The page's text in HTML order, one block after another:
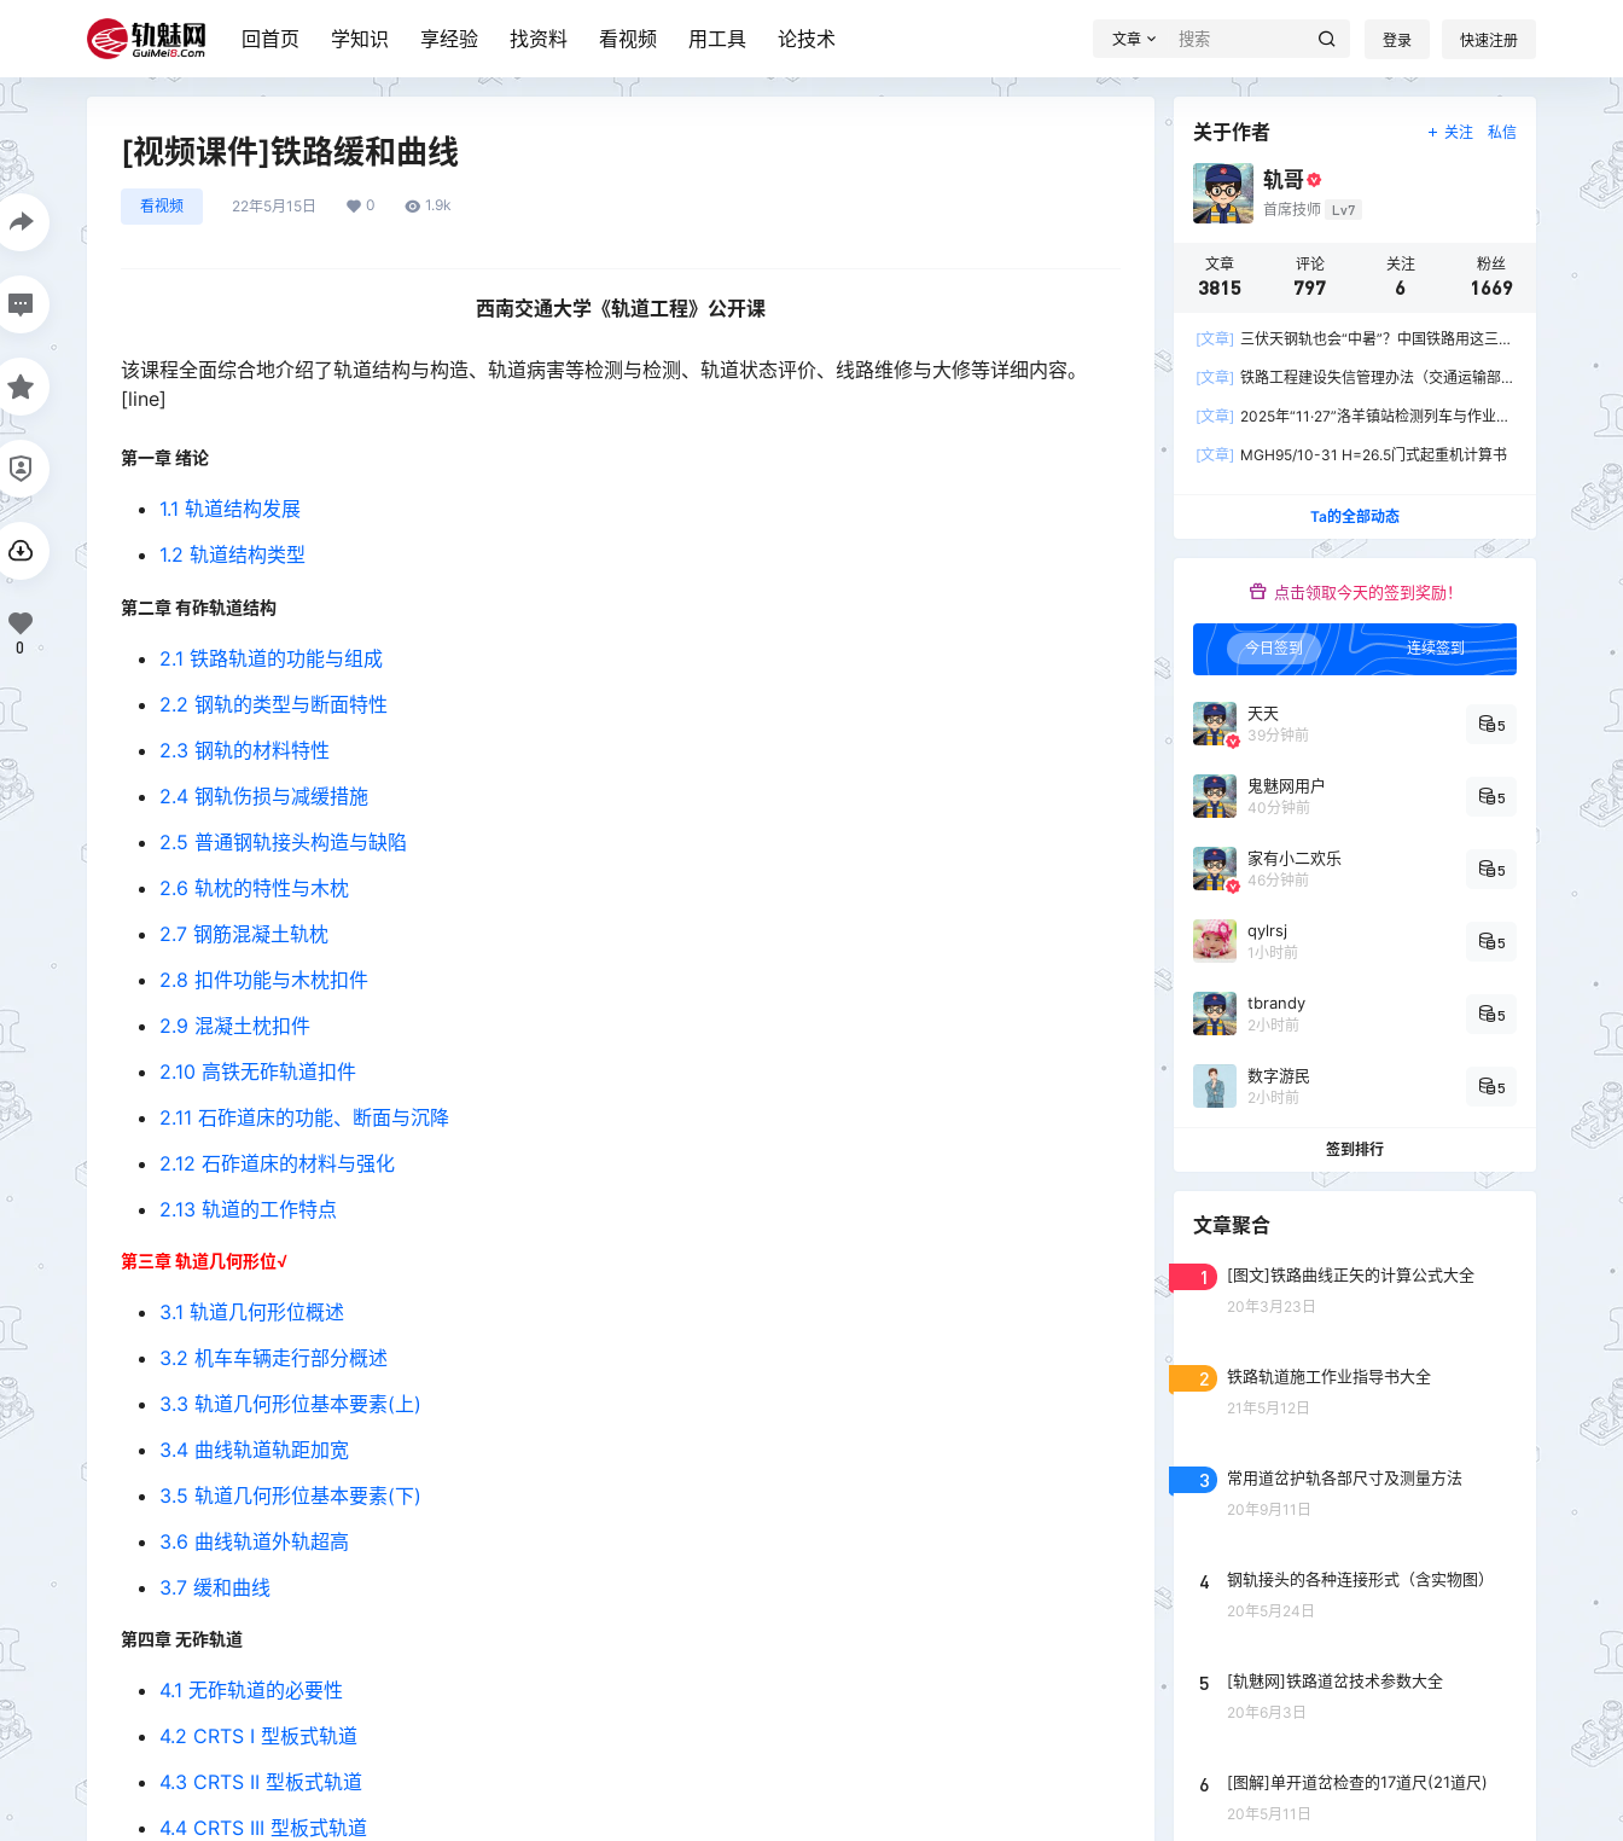
回首页 学知识 享经验 找资料 看视频 用工具 论技术 文章 登录 快速注册
[视频课件]铁路缓和曲线
看视频 22年5月15日 0 1.9k
西南交通大学《轨道工程》公开课
该课程全面综合地介绍了轨道结构与构造、轨道病害等检测与检测、轨道状态评价、线路维修与大修等详细内容。
[line]
第一章 绪论
1.1 轨道结构发展
1.2 轨道结构类型
第二章 有砟轨道结构
2.1 铁路轨道的功能与组成
2.2 钢轨的类型与断面特性
2.3 钢轨的材料特性
2.4 钢轨伤损与减缓措施
2.5 普通钢轨接头构造与缺陷
2.6 轨枕的特性与木枕
2.7 钢筋混凝土轨枕
2.8 扣件功能与木枕扣件
2.9 混凝土枕扣件
2.10 高铁无砟轨道扣件
2.11 石砟道床的功能、断面与沉降
2.12 石砟道床的材料与强化
2.13 轨道的工作特点
第三章 轨道几何形位√
3.1 轨道几何形位概述
3.2 机车车辆走行部分概述
3.3 轨道几何形位基本要素(上)
3.4 曲线轨道轨距加宽
3.5 轨道几何形位基本要素(下)
3.6 曲线轨道外轨超高
3.7 缓和曲线
第四章 无砟轨道
4.1 无砟轨道的必要性
4.2 CRTS I 型板式轨道
4.3 CRTS II 型板式轨道
4.4 CRTS III 型板式轨道
0
关于作者 关注 私信
轨哥
首席技师 Lv7
文章
3815
评论
797
关注
6
粉丝
1669
[文章] 三伏天钢轨也会“中暑”？中国铁路用这三招
[文章] 铁路工程建设失信管理办法（交通运输部
[文章] 2025年“11·27”洛羊镇站检测列车与作业人
[文章] MGH95/10-31 H=26.5门式起重机计算书
Ta的全部动态
点击领取今天的签到奖励！
今日签到 连续签到
天天
39分钟前
5
鬼魅网用户
40分钟前
5
家有小二欢乐
46分钟前
5
qylrsj
1小时前
5
tbrandy
2小时前
5
数字游民
2小时前
5
签到排行
文章聚合
1 [图文]铁路曲线正矢的计算公式大全
20年3月23日
2 铁路轨道施工作业指导书大全
21年5月12日
3 常用道岔护轨各部尺寸及测量方法
20年9月11日
4 钢轨接头的各种连接形式（含实物图）
20年5月24日
5 [轨魅网]铁路道岔技术参数大全
20年6月3日
6 [图解]单开道岔检查的17道尺(21道尺)
20年5月11日